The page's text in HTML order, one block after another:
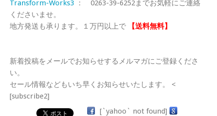
Transform-Works3 ： 0263-39-6252までお気軽にご連絡
くださいませ。
地方発送も承ります。１万円以上で
【送料無料】
新着投稿をメールでお知らせするメルマガにご登録くださ
い。
セール情報などもいち早くお知らせいたします。 <
[subscribe2]
[`yahoo` not found]